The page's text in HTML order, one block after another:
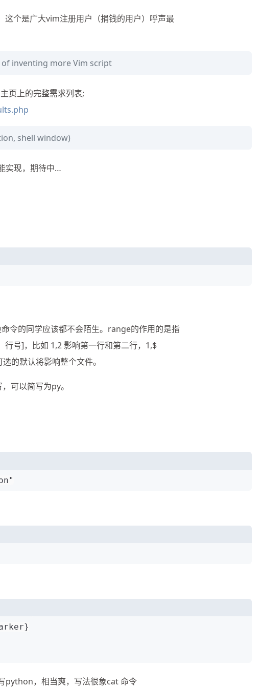
个是广大vim注册用户（捐钱的用户）呼声最
inventing more Vim script
页上的完整需求列表;
shell window)
实现，期待中…
令的同学应该都不会陌生。range的作用的是指
号]，比如 1,2 影响第一行和第二行，1,$
的默认将影响整个文件。
可以简写为py。
python，相当爽，写法很象cat 命令